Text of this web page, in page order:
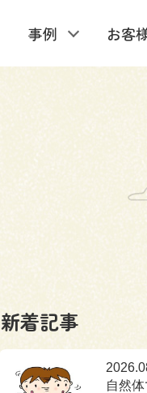
事例 お客
新着記事
自然